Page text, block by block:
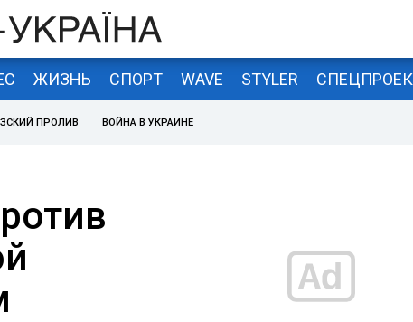
ЖИЗНЬ СПОРТ WAVE STYLER
ПРОЛИВ ВОЙНА В УКРАИНЕ